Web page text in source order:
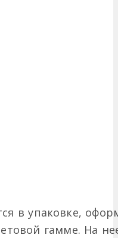
в упаковке,
гамме. На